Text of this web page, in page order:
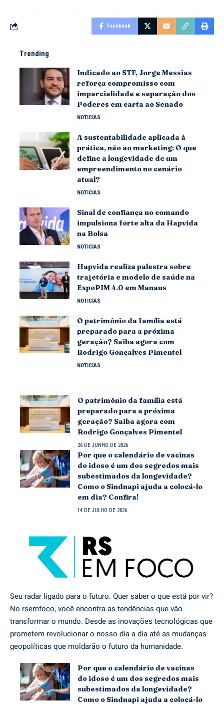
Facebook
Trending
Indicado ao STF, Jorge Messias
reforça compromisso com
imparcialidade e separação dos
Poderes em carta ao Senado
NOTICIAS
A sustentabilidade aplicada à
prática, não ao marketing: O que
define a longevidade de um
empreendimento no cenário
atual?
NOTICIAS
Sinal de confiança no comando
impulsiona forte alta da Hapvida
na Bolsa
NOTICIAS
Hapvida realiza palestra sobre
trajetória e modelo de saúde na
ExpoPIM 4.0 em Manaus
NOTICIAS
O patrimônio da família está
preparado para a próxima
geração? Saiba agora com
Rodrigo Gonçalves Pimentel
NOTICIAS
O patrimônio da família está
preparado para a próxima
geração? Saiba agora com
Rodrigo Gonçalves Pimentel
26 DE JUNHO DE 2026
Por que o calendário de vacinas
do idoso é um dos segredos mais
subestimados da longevidade?
Como o Sindnapi ajuda a colocá-lo
em dia? Confira!
14 DE JULHO DE 2026
Seu radar ligado para o futuro. Quer saber o que está por vir?
No rsemfoco, você encontra as tendências que vão
transformar o mundo. Desde as inovações tecnológicas que
prometem revolucionar o nosso dia a dia até as mudanças
geopolíticas que moldarão o futuro da humanidade.
Por que o calendário de vacinas
do idoso é um dos segredos mais
subestimados da longevidade?
Como o Sindnapi ajuda a colocá-lo